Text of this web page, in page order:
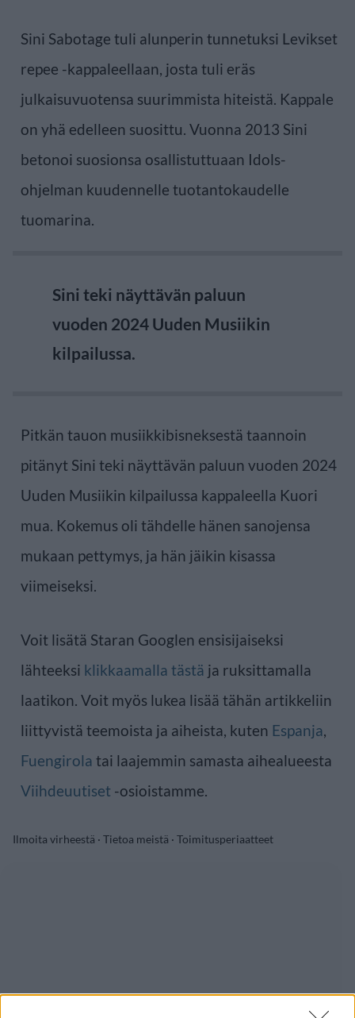
Sini Sabotage tuli alunperin tunnetuksi Levikset
repee -kappaleellaan, josta tuli eräs
julkaisuvuotensa suurimmista hiteistä. Kappale
on yhä edelleen suosittu. Vuonna 2013 Sini
betonoi suosionsa osallistuttuaan Idols-
ohjelman kuudennelle tuotantokaudelle
tuomarina.
Sini teki näyttävän paluun
vuoden 2024 Uuden Musiikin
kilpailussa.
Pitkän tauon musiikkibisneksestä taannoin
pitänyt Sini teki näyttävän paluun vuoden 2024
Uuden Musiikin kilpailussa kappaleella Kuori
mua. Kokemus oli tähdelle hänen sanojensa
mukaan pettymys, ja hän jäikin kisassa
viimeiseksi.
Voit lisätä Staran Googlen ensisijaiseksi
lähteeksi klikkaamalla tästä ja ruksittamalla
laatikon. Voit myös lukea lisää tähän artikkeliin
liittyvistä teemoista ja aiheista, kuten Espanja,
Fuengirola tai laajemmin samasta aihealueesta
Viihdeuutiset -osioistamme.
Ilmoita virheestä · Tietoa meistä · Toimitusperiaatteet